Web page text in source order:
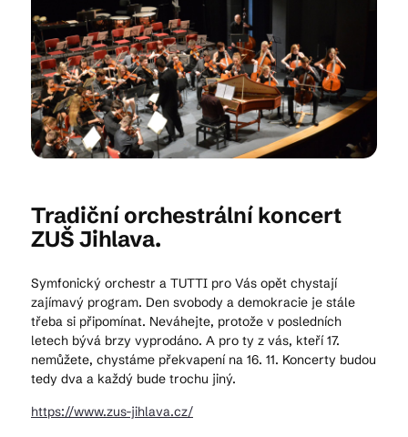
Suvenýry
Praktické info
Kam vyrazit
CS EN DE
© 2026 Brána Jihlavy
Tradiční orchestrální koncert
ZUŠ Jihlava.
Symfonický orchestr a TUTTI pro Vás opět chystají
zajímavý program. Den svobody a demokracie je stále
třeba si připomínat. Neváhejte, protože v posledních
letech bývá brzy vyprodáno. A pro ty z vás, kteří 17.
nemůžete, chystáme překvapení na 16. 11. Koncerty budou
tedy dva a každý bude trochu jiný.
https://www.zus-jihlava.cz/